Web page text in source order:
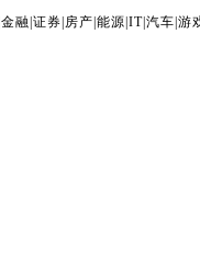
金融 证券 房产 能源 IT| 汽车 游